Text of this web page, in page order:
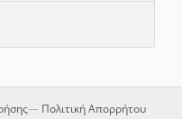
— Πολιτική Απορρήτου